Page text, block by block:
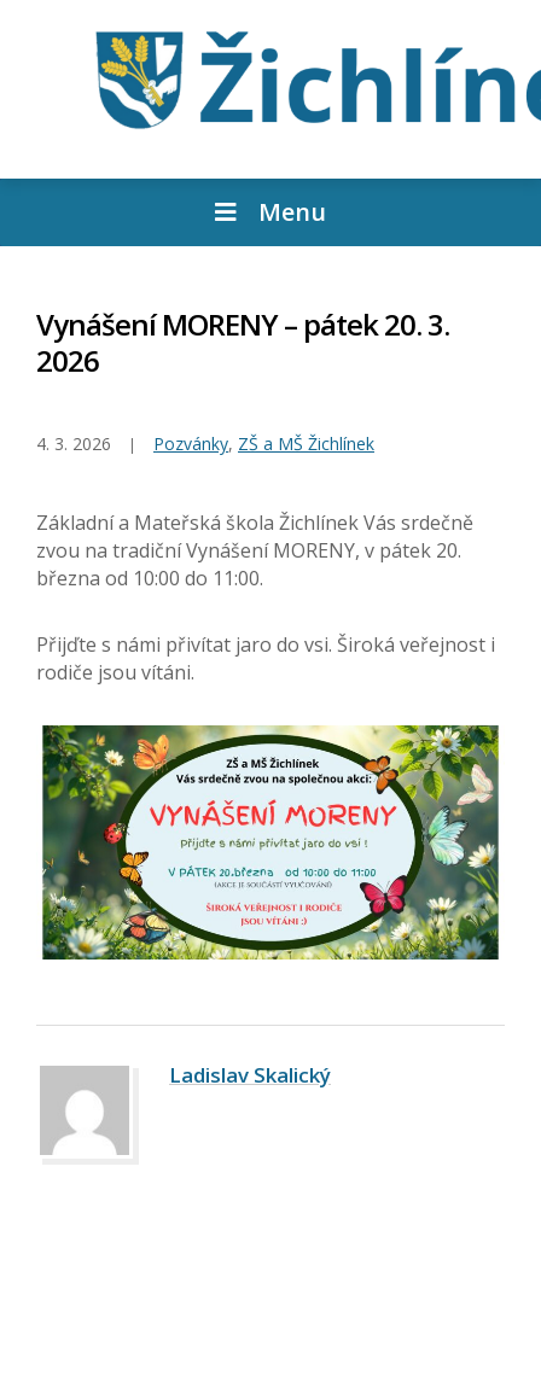
Menu
Vynášení MORENY – pátek 20. 3.
2026
4. 3. 2026 Pozvánky, ZŠ a MŠ Žichlínek
Základní a Mateřská škola Žichlínek Vás srdečně
zvou na tradiční Vynášení MORENY, v pátek 20.
března od 10:00 do 11:00.
Přijďte s námi přivítat jaro do vsi. Široká veřejnost i
rodiče jsou vítáni.
Ladislav Skalický